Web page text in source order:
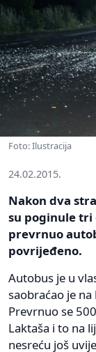
Foto: Ilustracija
24.02.2015.
Nakon dva
su poginule tri
prevrnuo
povrijeđeno.
Autobus je u
saobraćao je na
Prevrnuo se
Laktaša i to na
nesreću još